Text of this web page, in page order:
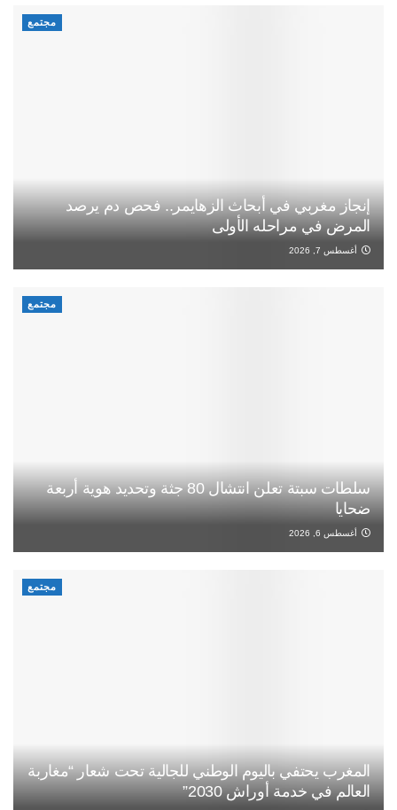
مجتمع
إنجاز مغربي في أبحاث الزهايمر.. فحص دم يرصد
المرض في مراحله الأولى
أغسطس 7, 2026
مجتمع
سلطات سبتة تعلن انتشال 80 جثة وتحديد هوية أربعة
ضحايا
أغسطس 6, 2026
مجتمع
المغرب يحتفي باليوم الوطني للجالية تحت شعار “مغاربة
العالم في خدمة أوراش 2030”